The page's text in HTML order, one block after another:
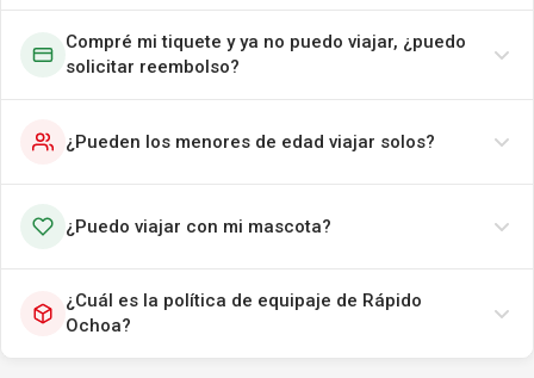
Compré mi tiquete y ya no puedo viajar, ¿puedo
solicitar reembolso?
¿Pueden los menores de edad viajar solos?
¿Puedo viajar con mi mascota?
¿Cuál es la política de equipaje de Rápido
Ochoa?